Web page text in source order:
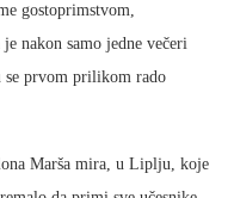
gostoprimstvom,
nakon samo jedne večeri
prvom prilikom rado
Marša mira, u Liplju, koje